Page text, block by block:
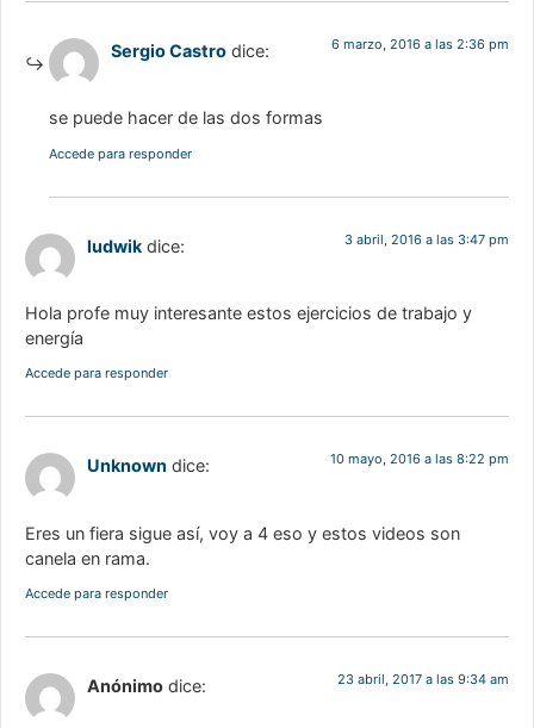
Sergio Castro dice: 6 marzo, 2016 a las 2:36 pm
se puede hacer de las dos formas
Accede para responder
ludwik dice: 3 abril, 2016 a las 3:47 pm
Hola profe muy interesante estos ejercicios de trabajo y
energía
Accede para responder
Unknown dice: 10 mayo, 2016 a las 8:22 pm
Eres un fiera sigue así, voy a 4 eso y estos videos son
canela en rama.
Accede para responder
Anónimo dice: 23 abril, 2017 a las 9:34 am